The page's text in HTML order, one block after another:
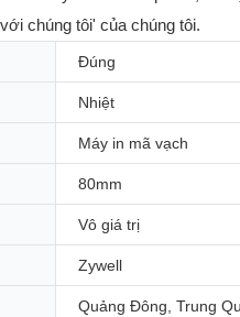
chúng tôi' của chúng tôi.
Đúng
Nhiệt
Máy in mã vạch
80mm
Vô giá trị
Zywell
Quảng Đông, Trung